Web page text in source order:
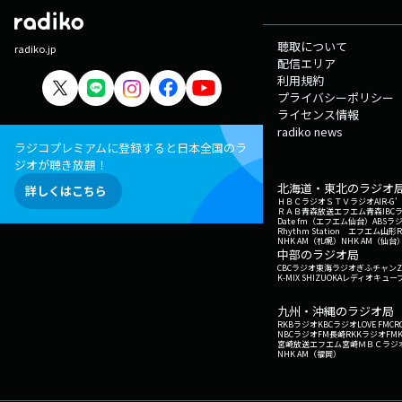
radiko.jp
ラジコプレミアムに登録すると日本全国のラ
ジオが聴き放題！
詳しくはこちら
聴取について
配信エリア
利用規約
プライバシーポリシー
ライセンス情報
radiko news
北海道・東北のラジオ
ＨＢＣラジオＳＴＶラジオAIR-G'
ＲＡＢ青森放送エフエム青森IBC
Date fm（エフエム仙台） ABSラ
Rhythm Station エフエム山形
NHK AM（札幌） NHK AM（仙台
中部のラジオ局
CBCラジオ東海ラジオぎふチャン
K-MIX SHIZUOKAレディオキュー
九州・沖縄のラジオ局
RKBラジオKBCラジオLOVE FM
NBCラジオFM長崎RKKラジオ
宮崎放送エフエム宮崎ＭＢＣラジ
NHK AM（福岡）